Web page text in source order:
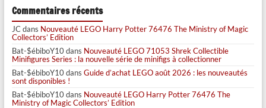
Commentaires récents
JCdans Nouveauté LEGO Harry Potter 76476 The Ministry of Magic
Collectors’ Edition
Bat-$ébiboY10dans Nouveauté LEGO 71053 Shrek Collectible
Minifigures Series : la nouvelle série de minifigs à collectionner
Bat-$ébiboY10dans Guide d’achat LEGO août 2026 : les nouveautés
sont disponibles !
Bat-$ébiboY10dans Nouveauté LEGO Harry Potter 76476 The
Ministry of Magic Collectors’ Edition